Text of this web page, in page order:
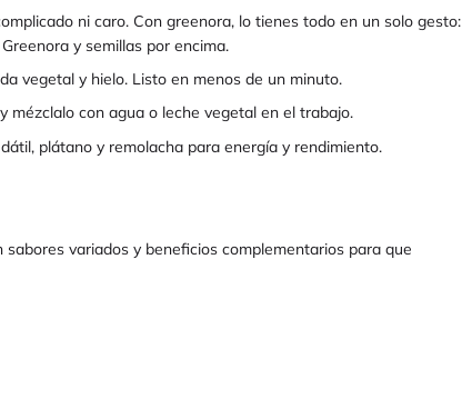
ni caro. Con greenora, lo tienes todo en un solo gesto:
y semillas por encima.
vegetal y hielo. Listo en menos de un minuto.
mézclalo con agua o leche vegetal en el trabajo.
plátano y remolacha para energía y rendimiento.
sabores variados y beneficios complementarios para que